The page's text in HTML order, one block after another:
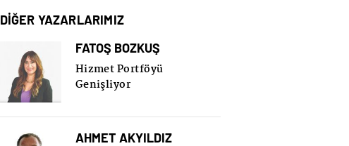
DİĞER YAZARLARIMIZ
FATOŞ BOZKUŞ
Hizmet Portföyü
Genişliyor
AHMET AKYILDIZ